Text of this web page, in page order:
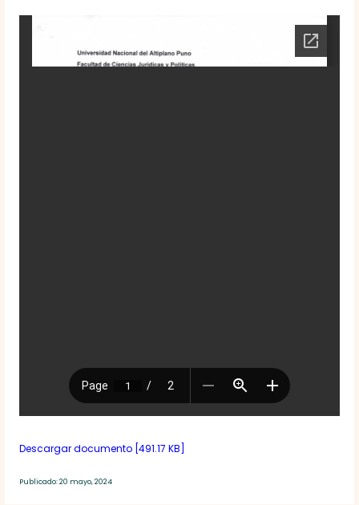
Descargar documento [491.17 KB]
Publicado: 20 mayo, 2024